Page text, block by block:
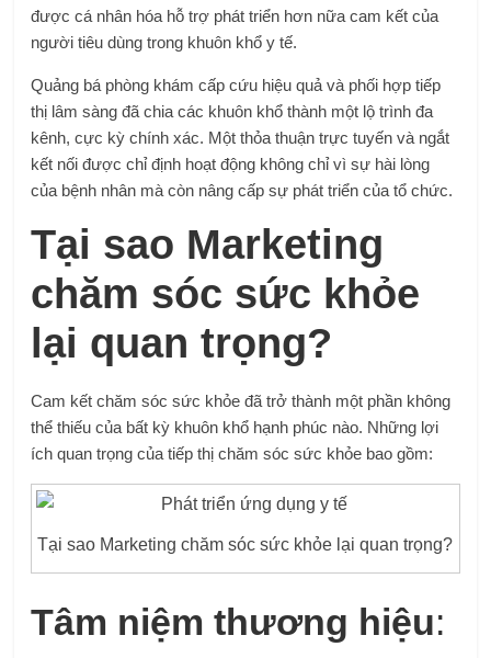
được cá nhân hóa hỗ trợ phát triển hơn nữa cam kết của
người tiêu dùng trong khuôn khổ y tế.
Quảng bá phòng khám cấp cứu hiệu quả và phối hợp tiếp
thị lâm sàng đã chia các khuôn khổ thành một lộ trình đa
kênh, cực kỳ chính xác. Một thỏa thuận trực tuyến và ngắt
kết nối được chỉ định hoạt động không chỉ vì sự hài lòng
của bệnh nhân mà còn nâng cấp sự phát triển của tổ chức.
Tại sao Marketing
chăm sóc sức khỏe
lại quan trọng?
Cam kết chăm sóc sức khỏe đã trở thành một phần không
thể thiếu của bất kỳ khuôn khổ hạnh phúc nào. Những lợi
ích quan trọng của tiếp thị chăm sóc sức khỏe bao gồm:
Tại sao Marketing chăm sóc sức khỏe lại quan trọng?
Tâm niệm thương hiệu: